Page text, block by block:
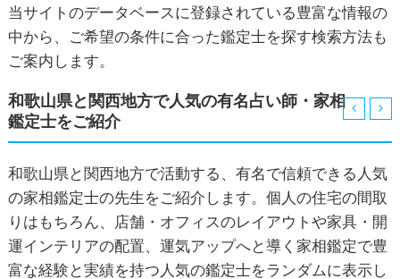
当サイトのデータベースに登録されている豊富な情報の
中から、ご希望の条件に合った鑑定士を探す検索方法も
ご案内します。
和歌山県と関西地方で人気の有名占い師・家相
鑑定士をご紹介
和歌山県と関西地方で活動する、有名で信頼できる人気
の家相鑑定士の先生をご紹介します。個人の住宅の間取
りはもちろん、店舗・オフィスのレイアウトや家具・開
運インテリアの配置、運気アップへと導く家相鑑定で豊
富な経験と実績を持つ人気の鑑定士をランダムに表示し